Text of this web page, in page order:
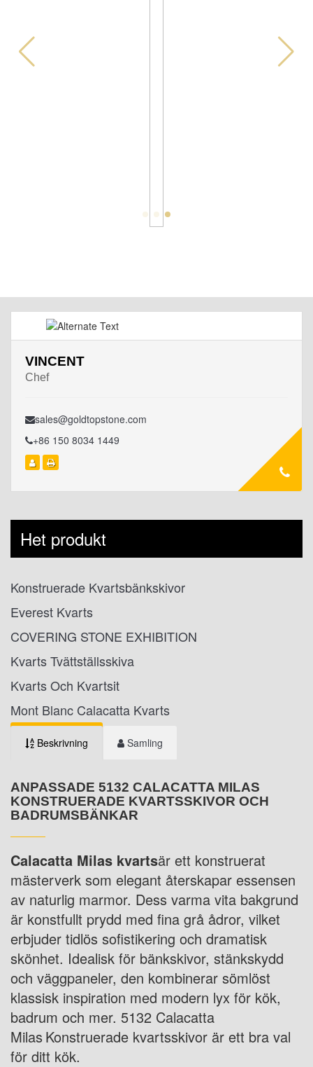
VINCENT
Chef
sales@goldtopstone.com
+86 150 8034 1449
Het produkt
Konstruerade Kvartsbänkskivor
Everest Kvarts
COVERING STONE EXHIBITION
Kvarts Tvättställsskiva
Kvarts Och Kvartsit
Mont Blanc Calacatta Kvarts
Beskrivning Samling
ANPASSADE 5132 CALACATTA MILAS
KONSTRUERADE KVARTSSKIVOR OCH
BADRUMSBÄNKAR
Calacatta Milas kvartsär ett konstruerat
mästerverk som elegant återskapar essensen
av naturlig marmor. Dess varma vita bakgrund
är konstfullt prydd med fina grå ådror, vilket
erbjuder tidlös sofistikering och dramatisk
skönhet. Idealisk för bänkskivor, stänkskydd
och väggpaneler, den kombinerar sömlöst
klassisk inspiration med modern lyx för kök,
badrum och mer. 5132 Calacatta
Milas Konstruerade kvartsskivor är ett bra val
för ditt kök.